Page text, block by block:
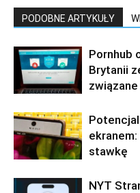
PODOBNE ARTYKUŁY
Pornhub
Brytanii
stawkę
NYT